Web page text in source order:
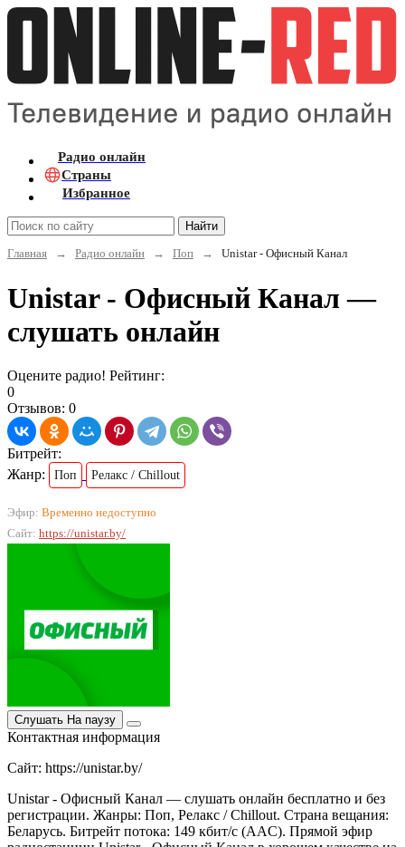
Радио онлайн
Страны
Избранное
Найти
Главная
→ Радио онлайн → Поп → Unistar - Офисный Канал
Unistar - Офисный Канал —
слушать онлайн
Оцените радио! Рейтинг:
0
Отзывов: 0
Битрейт:
Жанр:
Поп Релакс / Chillout
Эфир: Временно недоступно
Сайт: https://unistar.by/
Слушать На паузу
Контактная информация
Сайт: https://unistar.by/
Unistar - Офисный Канал — слушать онлайн бесплатно и без
регистрации. Жанры: Поп, Релакс / Chillout. Страна вещания:
Беларусь. Битрейт потока: 149 кбит/с (AAC). Прямой эфир